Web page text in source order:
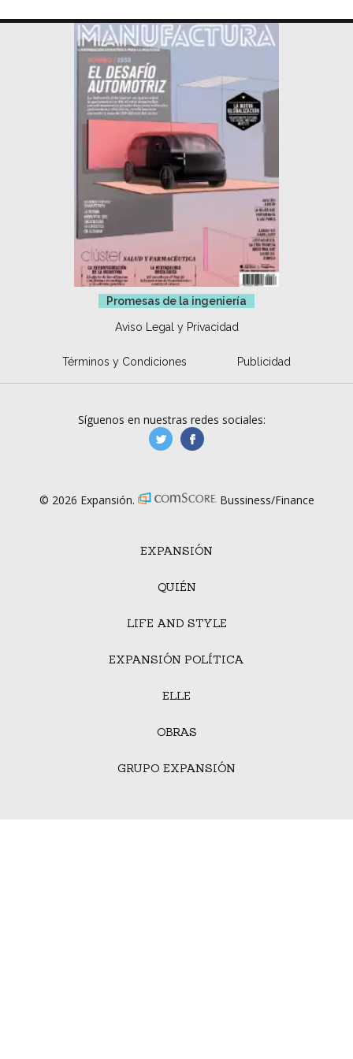
Promesas de la ingeniería
Aviso Legal y Privacidad
Términos y Condiciones Publicidad
EXPANSIÓN
QUIÉN
LIFE AND STYLE
EXPANSIÓN POLÍTICA
ELLE
OBRAS
GRUPO EXPANSIÓN
Síguenos en nuestras redes sociales:
manufacturaGE
© 2026 Expansión. Bussiness/Finance